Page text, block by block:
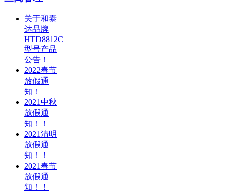
关于和泰
达品牌
HTD8812C
型号产品
公告！
2022春节
放假通
知！
2021中秋
放假通
知！！
2021清明
放假通
知！！
2021春节
放假通
知！！